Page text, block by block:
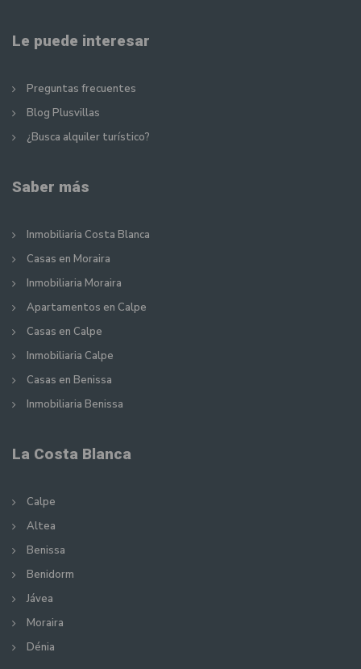
Le puede interesar
Preguntas frecuentes
Blog Plusvillas
¿Busca alquiler turístico?
Saber más
Inmobiliaria Costa Blanca
Casas en Moraira
Inmobiliaria Moraira
Apartamentos en Calpe
Casas en Calpe
Inmobiliaria Calpe
Casas en Benissa
Inmobiliaria Benissa
La Costa Blanca
Calpe
Altea
Benissa
Benidorm
Jávea
Moraira
Dénia